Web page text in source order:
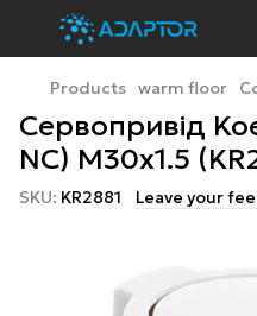
Products warm floor
Сервопривід
NC) M30x1.5
SKU: KR2881 Leave your